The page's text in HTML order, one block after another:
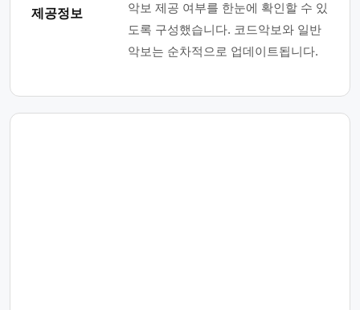
제공정보
악보 제공 여부를 한눈에 확인할 수 있
도록 구성했습니다. 코드악보와 일반
악보는 순차적으로 업데이트됩니다.